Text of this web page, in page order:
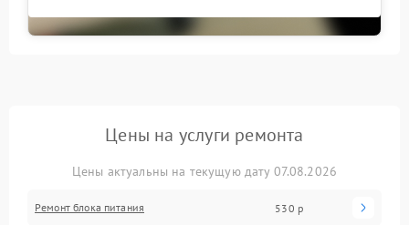
Цены на услуги ремонта
Цены актуальны на текущую дату 07.08.2026
Ремонт блока питания 530 р